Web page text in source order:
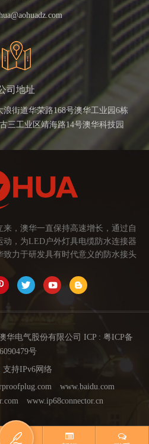
司地址
街道华荣路168号澳华工业园6栋
三工业区靖海路14号澳华科技园
，澳华一直保持高速增长，通过自
，为LED户外灯具电缆防水连接器
力于研发具有时代意义的防水接头
牧、水族设备、发热瓷砖、船舶、油
备、捕鱼集鱼灯、汽车大灯、太阳能
以人为本，坚持创新，以市场为导向
品，为客户提供多方面的连接解决方
客户的需求，提供有价值的线缆连接
我们的价值观： 1、不断专研高端
行业技术水平...
华电气股份有限公司 ICP : 粤ICP备
号
支持IPv6网络
www.baidu.com
www.ip68connector.cn